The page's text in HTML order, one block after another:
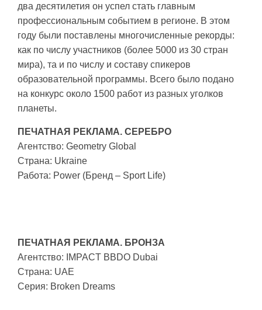
два десятилетия он успел стать главным
профессиональным событием в регионе. В этом
году были поставлены многочисленные рекорды:
как по числу участников (более 5000 из 30 стран
мира), та и по числу и составу спикеров
образовательной программы. Всего было подано
на конкурс около 1500 работ из разных уголков
планеты.
ПЕЧАТНАЯ РЕКЛАМА. СЕРЕБРО
Агентство: Geometry Global
Страна: Ukraine
Работа: Power (Бренд – Sport Life)
ПЕЧАТНАЯ РЕКЛАМА. БРОНЗА
Агентство: IMPACT BBDO Dubai
Страна: UAE
Серия: Broken Dreams